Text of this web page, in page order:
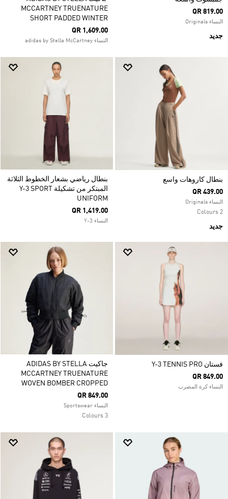
QR 819.00
النساء Originals
جديد
MCCARTNEY TRUENATURE
SHORT PADDED WINTER
QR 1,609.00
النساء adidas by Stella McCartney
بنطال كاروهات واسع
QR 439.00
النساء Originals
2 Colours
جديد
بنطال رياضي بشعار الخطوط الثلاثة
المبتكر من تشكيلة Y-3 SPORT
UNIFORM
QR 1,419.00
النساء Y-3
فستان Y-3 TENNIS PRO
QR 849.00
النساء كرة المضرب
جاكيت ADIDAS BY STELLA
MCCARTNEY TRUENATURE
WOVEN BOMBER CROPPED
QR 849.00
النساء Sportswear
3 Colours